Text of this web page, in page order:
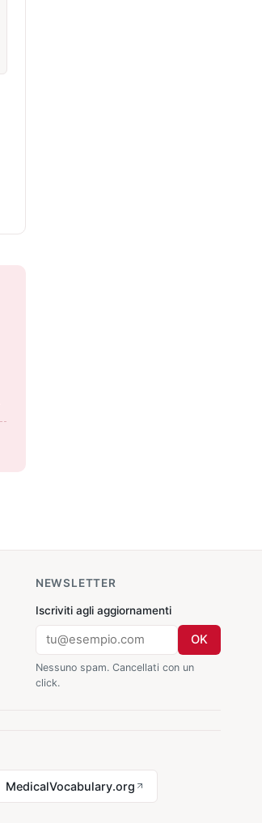
NEWSLETTER
Iscriviti agli aggiornamenti
OK
Nessuno spam. Cancellati con un
click.
MedicalVocabulary.org